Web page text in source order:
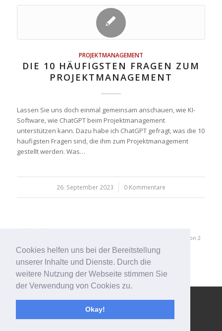
Cookies helfen uns bei der Bereitstellung
unserer Inhalte und Dienste. Durch die
weitere Nutzung der Webseite stimmen Sie
der Verwendung von Cookies zu.
Okay!
PROJEKTMANAGEMENT
DIE 10 HÄUFIGSTEN FRAGEN ZUM
PROJEKTMANAGEMENT
Lassen Sie uns doch einmal gemeinsam anschauen, wie KI-
Software, wie ChatGPT beim Projektmanagement
unterstützen kann. Dazu habe ich ChatGPT gefragt, was die 10
häufigsten Fragen sind, die ihm zum Projektmanagement
gestellt werden. Was…
26. September 2023
/ 0 Kommentare
Seite 1 von 2
© Copyright - 123effizientdabei - Mehr Effizienz im Büro - mehr
Ordnung am Arbeitsplatz - Aufräumen mit System -
Enfold WordPress Theme